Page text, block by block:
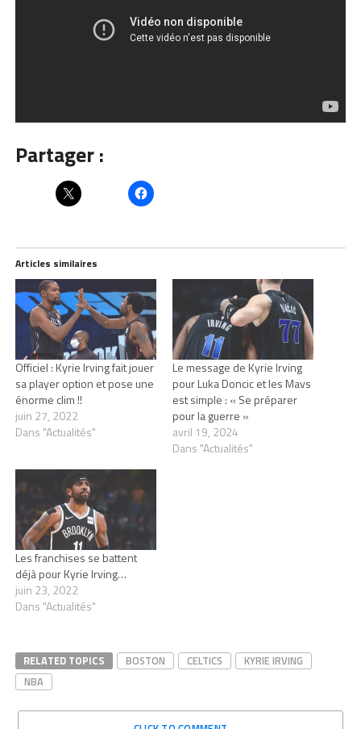
Partager :
Articles similaires
Officiel : Kyrie Irving fait jouer
sa player option et pose une
énorme clim !!
juin 27, 2022
Dans "Actualités"
Le message de Kyrie Irving
pour Luka Doncic et les Mavs
est simple : « Se préparer
pour la guerre »
avril 19, 2024
Dans "Actualités"
Les franchises se battent
déjà pour Kyrie Irving…
juin 23, 2022
Dans "Actualités"
RELATED TOPICS BOSTON CELTICS
KYRIE IRVING
NBA